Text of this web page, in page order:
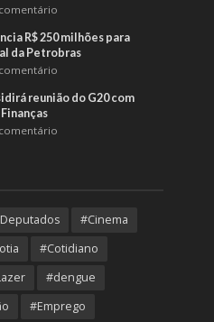
R$ 250 milhões para
da Petrobras
reunião do G20 com
#Cinema
#Cotidiano
#dengue
#Emprego